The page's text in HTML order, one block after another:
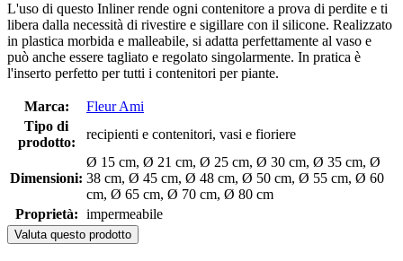
L'uso di questo Inliner rende ogni contenitore a prova di perdite e ti
libera dalla necessità di rivestire e sigillare con il silicone. Realizzato
in plastica morbida e malleabile, si adatta perfettamente al vaso e
può anche essere tagliato e regolato singolarmente. In pratica è
l'inserto perfetto per tutti i contenitori per piante.
Marca:
Fleur Ami
Tipo di
prodotto:
recipienti e contenitori, vasi e fioriere
Dimensioni:
Ø 15 cm, Ø 21 cm, Ø 25 cm, Ø 30 cm, Ø 35 cm, Ø
38 cm, Ø 45 cm, Ø 48 cm, Ø 50 cm, Ø 55 cm, Ø 60
cm, Ø 65 cm, Ø 70 cm, Ø 80 cm
Proprietà: impermeabile
Valuta questo prodotto